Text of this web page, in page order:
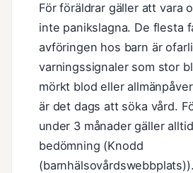
För föräldrar gäller att vara
inte panikslagna. De flesta
avföringen hos barn är
varningssignaler som stor
mörkt blod eller
är det dags att söka vård.
under 3 månader gäller
bedömning (Knodd